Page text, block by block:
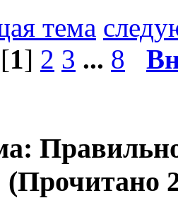
тема
1] 2 3 ... 8